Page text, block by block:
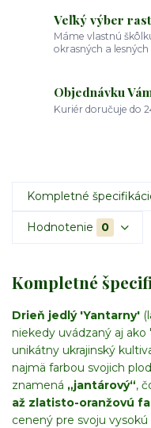
Veľký výber
Máme vlastnú
okrasných a lesných
Objednávku
Kuriér doručuje do
Kompletné
Hodnotenie 0
Kompletné
Drieň jedlý 'Yantarny'
niekedy uvádzaný aj ako
unikátny ukrajinský
najmä farbou svojich
znamená „jantárový“,
až zlatisto-oranžovú
cenený pre svoju